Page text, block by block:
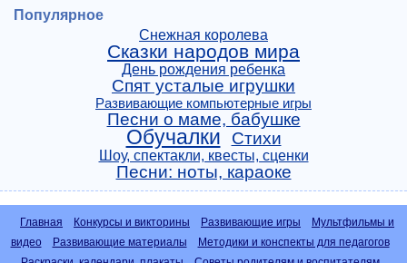
Популярное
Снежная королева
Сказки народов мира
День рождения ребенка
Спят усталые игрушки
Развивающие компьютерные игры
Песни о маме, бабушке
Обучалки Стихи
Шоу, спектакли, квесты, сценки
Песни: ноты, караоке
Главная Конкурсы и викторины Развивающие игры
Мультфильмы и
видео
Развивающие материалы
Методики и конспекты для педагогов